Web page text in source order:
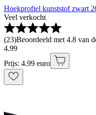
Hoekprofiel kunststof zwart
Veel verkocht
(23)Beoordeeld met 4.8 van
4.99
Prijs: 4.99 euro